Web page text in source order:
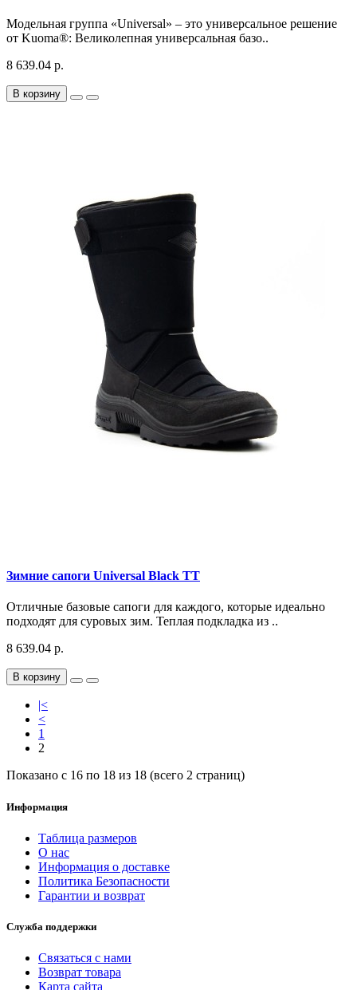
Модельная группа «Universal» – это универсальное решение
от Kuoma®: Великолепная универсальная базо..
8 639.04 р.
В корзину
Зимние сапоги Universal Black TT
Отличные базовые сапоги для каждого, которые идеально
подходят для суровых зим. Теплая подкладка из ..
8 639.04 р.
В корзину
|<
<
1
2
Показано с 16 по 18 из 18 (всего 2 страниц)
Информация
Таблица размеров
О нас
Информация о доставке
Политика Безопасности
Гарантии и возврат
Служба поддержки
Связаться с нами
Возврат товара
Карта сайта